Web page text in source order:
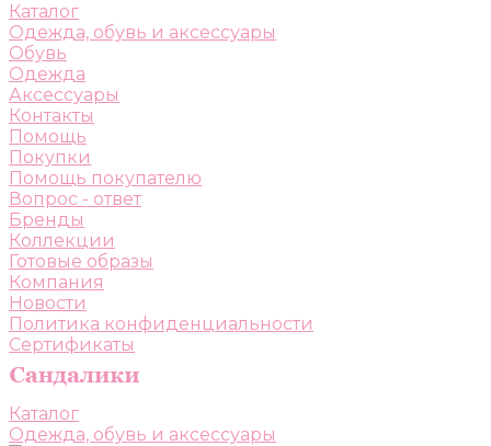
Каталог
Одежда, обувь и аксессуары
Обувь
Одежда
Аксессуары
Контакты
Помощь
Покупки
Помощь покупателю
Вопрос - ответ
Бренды
Коллекции
Готовые образы
Компания
Новости
Политика конфиденциальности
Сертификаты
Каталог
Одежда, обувь и аксессуары